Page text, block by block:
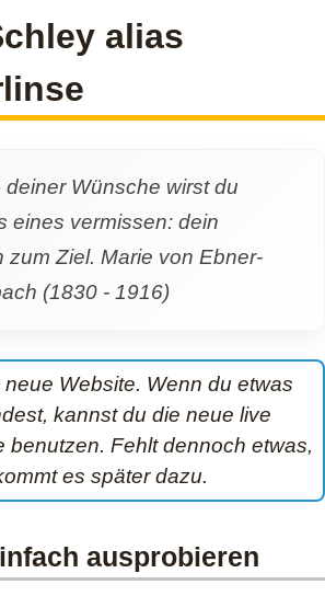
alias
deiner Wünsche wirst du
eines vermissen: dein
zum Ziel. Marie von Ebner-
(1830 - 1916)
neue Website. Wenn du etwas
kannst du die neue live
benutzen. Fehlt dennoch etwas,
es später dazu.
ausprobieren